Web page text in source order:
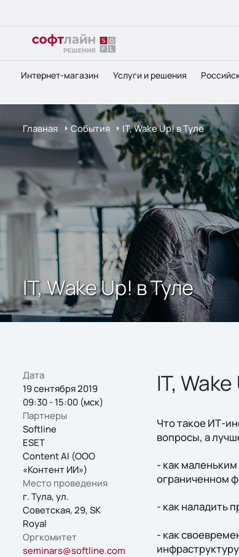
Интернет-магазин Услуги и решения
Главная События IT, Wake Up! в Туле
IT, Wake Up! в Туле
Дата
19 сентября 2019
09:30 - 15:00 (мск)
Партнеры
Softline
ESET
Content AI (ООО
«Контент ИИ»)
Место проведения
г. Тула, ул.
Советская, 29, SK
Royal
Оргкомитет
seminars@softline.com
IT, Wake
Что такое ИТ-
вопросы, а
- как
ограниченном
- как наладить
- как